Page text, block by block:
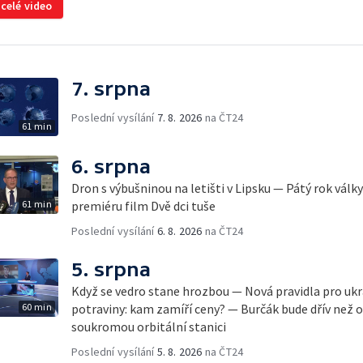
video
61 min
7. srpna
Poslední vysílání 7. 8. 2026 na ČT24
61 min
6. srpna
Dron s výbušninou na letišti v Lipsku — Pátý rok
premiéru film Dvě dci tuše
Poslední vysílání6. 8. 2026 na ČT24
60 min
5. srpna
Když se vedro stane hrozbou — Nová pravidla pro
potraviny: kam zamíří ceny? — Burčák bude dřív než
soukromou orbitální stanici
Poslední vysílání5. 8. 2026 na ČT24